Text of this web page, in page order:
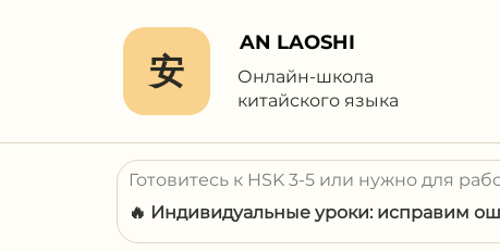
安
AN LAOSHI
Онлайн-школа
китайского языка
Готовитесь к HSK 3-5 или нужно для
🔥 Индивидуальные уроки: исправим